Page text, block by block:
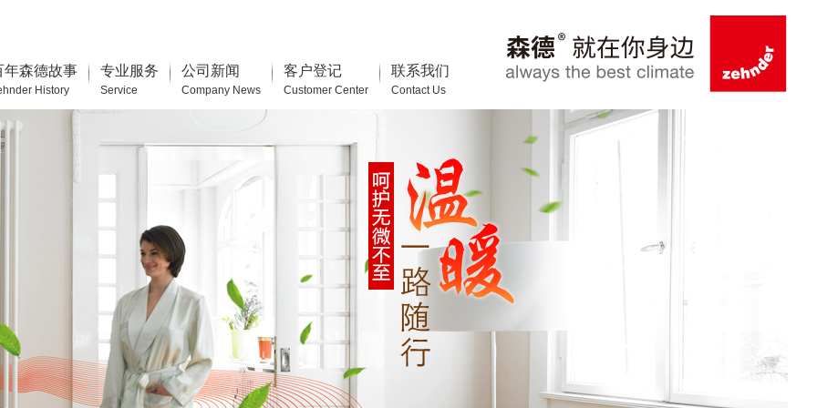
年森德故事
History
专业服务
Service
公司新闻
Company News
客户登记
Customer Center
联系我们
Contact Us